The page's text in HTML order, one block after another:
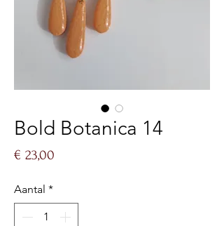
Bold Botanica 14
€ 23,00
Aantal *